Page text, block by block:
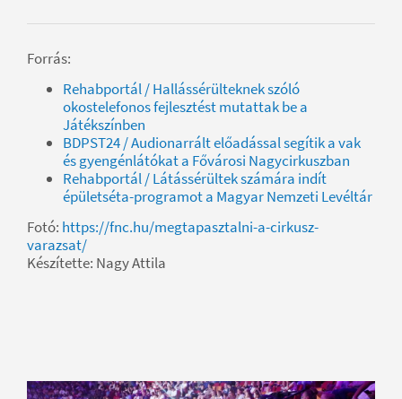
Forrás:
Rehabportál / Hallássérülteknek szóló
okostelefonos fejlesztést mutattak be a
Játékszínben
BDPST24 / Audionarrált előadással segítik a vak
és gyengénlátókat a Fővárosi Nagycirkuszban
Rehabportál / Látássérültek számára indít
épületséta-programot a Magyar Nemzeti Levéltár
Fotó: https://fnc.hu/megtapasztalni-a-cirkusz-
varazsat/
Készítette: Nagy Attila